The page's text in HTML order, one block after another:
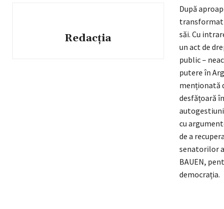
Redacția
După
transformat
săi. Cu
un act de
public –
putere în
menționată
desfățoară
cu
de a
senatorilor
BAUEN,
democrația.